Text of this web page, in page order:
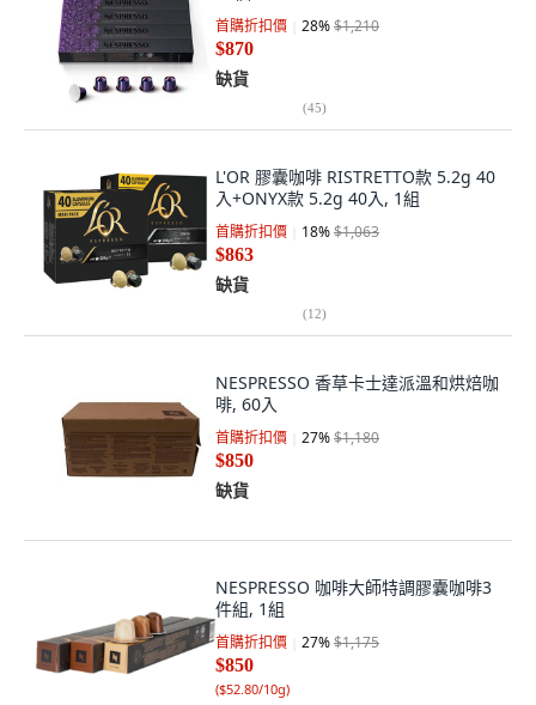
首購折扣價 28%$1,210
$870
缺貨
(45)
L'OR 膠囊咖啡 RISTRETTO款 5.2g 40
入+ONYX款 5.2g 40入, 1組
首購折扣價 18%$1,063
$863
缺貨
(12)
NESPRESSO 香草卡士達派溫和烘焙咖
啡, 60入
首購折扣價 27%$1,180
$850
缺貨
NESPRESSO 咖啡大師特調膠囊咖啡3
件組, 1組
首購折扣價 27%$1,175
$850
($52.80/10g)